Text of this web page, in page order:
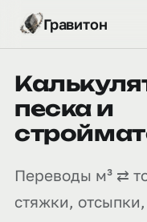
Гравитон
песка и
Переводы м³ ⇄
стяжки,